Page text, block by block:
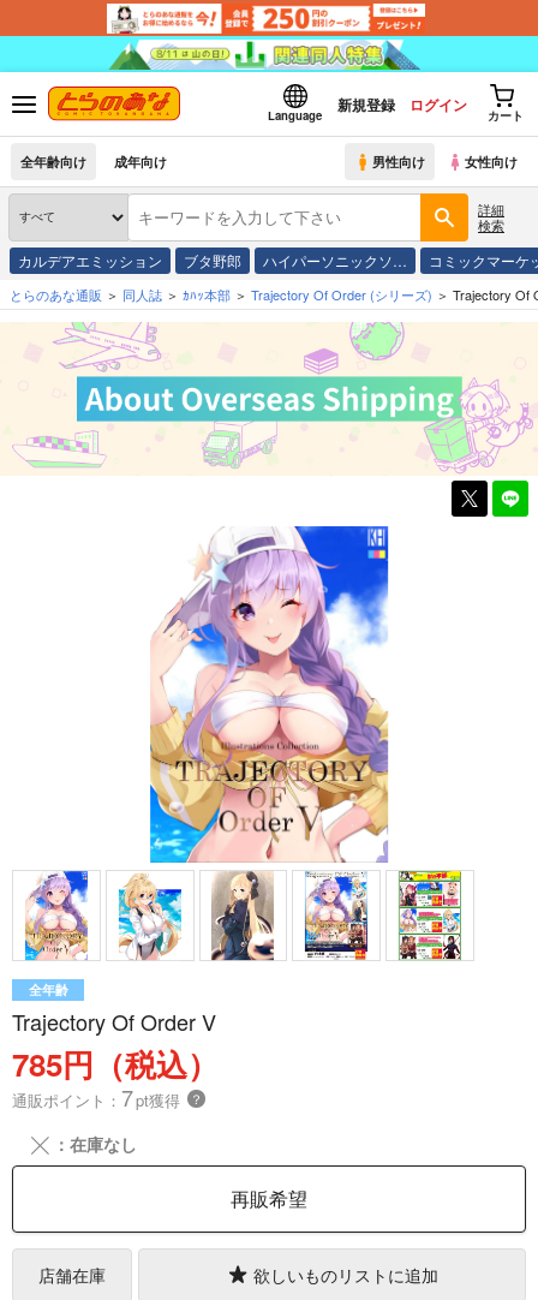
Language
新規登録 ログイン
カート
全年齢向け 成年向け 男性向け 女性向け
詳細
検索
カルデアエミッション ブタ野郎 ハイパーソニックソ… コミックマー
とらのあな通販 同人誌 ｶﾊｯ本部 Trajectory Of Order (シリーズ) Trajectory Of
全年齢
Trajectory Of Order V
785円（税込）
通販ポイント： 7pt獲得 ？
╳ ：在庫なし
再販希望
店舗在庫 欲しいものリストに追加